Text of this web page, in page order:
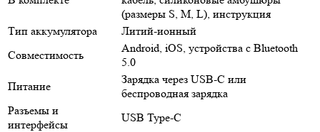
(размеры S, M, L), инструкция
Тип аккумулятора
Литий-ионный
Совместимость
Android, iOS, устройства с Bluetooth
5.0
Питание
Зарядка через USB-C или
беспроводная зарядка
Разъемы и
интерфейсы
USB Type-C